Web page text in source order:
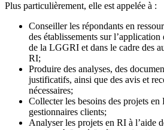
Plus particulièrement, elle est appelée à :
Conseiller les répondants en
des établissements sur
de la LGGRI et dans le cadre des
RI;
Produire des analyses, des
justificatifs, ainsi que des avis et
nécessaires;
Collecter les besoins des projets en
gestionnaires clients;
Analyser les projets en RI à l’aide